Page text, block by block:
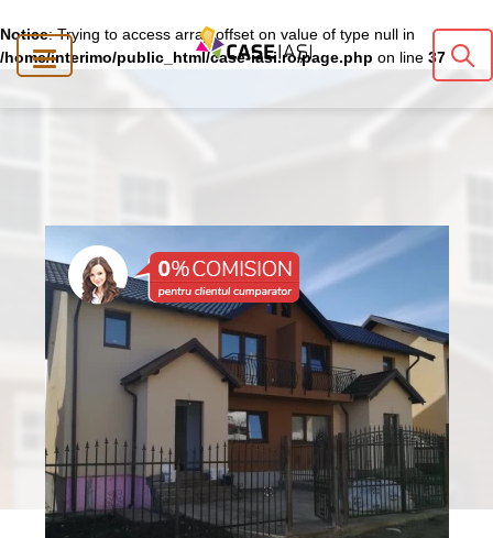
Notice: Trying to access array offset on value of type null in
/home/interimo/public_html/case-iasi.ro/page.php on line 37